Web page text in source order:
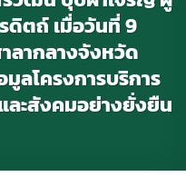
ดิตถ์ เมื่อวันที่ 9
ลากลางจังหวัด
ลโครงการบริการ
ะสังคมอย่างยั่งยืน